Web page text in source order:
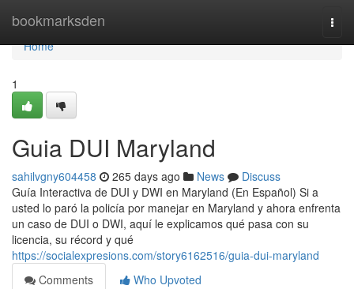
bookmarksden
Home
Home
1
Guia DUI Maryland
sahilvgny604458 265 days ago News
Discuss
Guía Interactiva de DUI y DWI en Maryland (En Español) Si a
usted lo paró la policía por manejar en Maryland y ahora enfrenta
un caso de DUI o DWI, aquí le explicamos qué pasa con su
licencia, su récord y qué
https://socialexpresions.com/story6162516/guia-dui-maryland
Comments
Who Upvoted